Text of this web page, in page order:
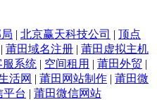
| 北京赢天科技公司 | 顶点
| 莆田域名注册 | 莆田虚拟主机
服系统 | 空间租用 | 莆田外贸 |
活网 | 莆田网站制作 | 莆田微
平台 | 莆田微信网站